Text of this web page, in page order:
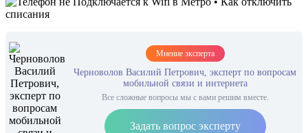
Мнение эксперта
Черноволов Василий Петрович, эксперт по вопросам
мобильной связи и интернета
Все сложные вопросы мы с вами решим вместе.
Задать вопрос эксперту